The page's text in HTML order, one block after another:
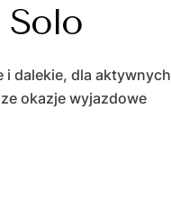
Solo
i dalekie, dla aktywnych
okazje wyjazdowe